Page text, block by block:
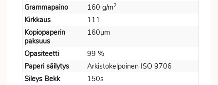
Grammapaino
160 g/m2
Kirkkaus
111
Kopiopaperin
paksuus
160µm
Opasiteetti
99 %
Paperi säilytys
Arkistokelpoinen ISO 9706
Sileys Bekk
150s